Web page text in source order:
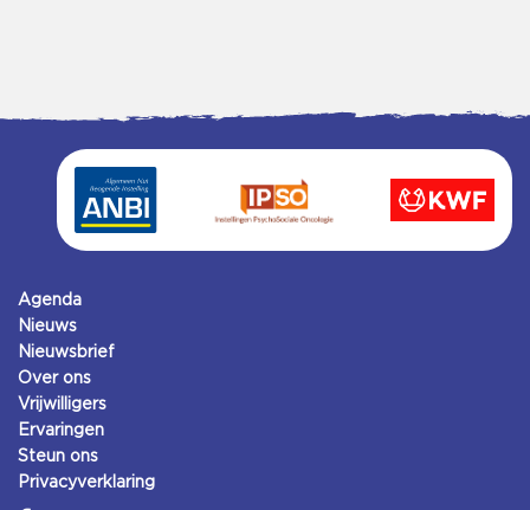
Agenda
Nieuws
Nieuwsbrief
Over ons
Vrijwilligers
Ervaringen
Steun ons
Privacyverklaring